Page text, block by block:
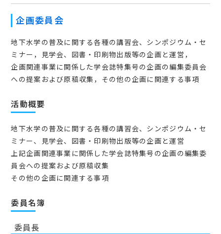
企画委員会
地下水学の普及に関する各種の講習会、シンポジウム・セ
ミナー，見学会、図書・印刷物出版等の企画と運営，
企画関連事業に関係した学会誌特集号の企画の編集委員会
への提案および原稿収集，その他の企画に関連する事項
活動概要
地下水学の普及に関する各種の講習会、シンポジウム・セ
ミナー、見学会、図書・印刷物出版等の企画と運営
上記企画関連事業に関係した学会誌特集号の企画の編集委
員会への提案および原稿収集
その他の企画に関連する事項
委員名簿
委員長